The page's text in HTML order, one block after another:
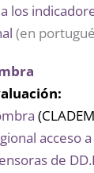
los
(en
acceso a
de